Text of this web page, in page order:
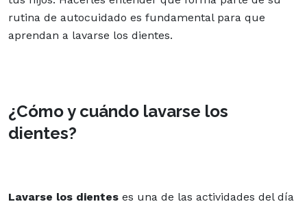
rutina de autocuidado es fundamental para que
aprendan a lavarse los dientes.
¿Cómo y cuándo lavarse los
dientes?
Lavarse los dientes es una de las actividades del día